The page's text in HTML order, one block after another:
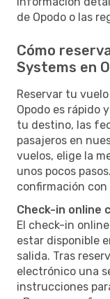
de Opodo o las
Cómo
Systems en
Reservar tu
Opodo es rápido
tu destino, las
pasajeros en
vuelos, elige la
unos pocos
confirmación
Check-in online
El check-in
estar disponible
salida. Tras
electrónico una
instrucciones